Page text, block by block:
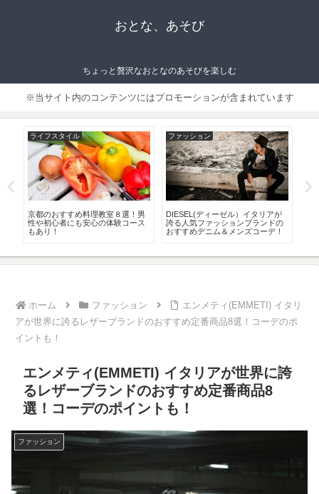
おとな、あそび
ちょっと贅沢なおとなのあそびを楽しむ
※当サイト内のコンテンツにはプロモーションが含まれています
ライフスタイル
京都のおすすめ料理教室８選！男
性や初心者にも安心の体験コース
もあり！
ファッション
DIESEL(ディーゼル）イタリアが
誇る人気ファッションブランドの
おすすめデニム＆メンズコーデ！
ホーム ファッション
エンメティ(EMMETI) イタリ
アが世界に誇るレザーブランドのおすすめ定番商品8選！コーデのポ
イントも！
エンメティ(EMMETI) イタリアが世界に誇
るレザーブランドのおすすめ定番商品8
選！コーデのポイントも！
ファッション